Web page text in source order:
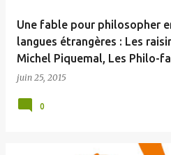
Une fable pour philosopher
langues étrangères : Les
Michel Piquemal, Les Philo-
juin 25, 2015
0